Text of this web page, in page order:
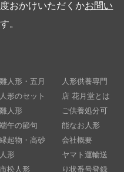
おかけいただくかお問い
。
雛人形・五月
人形のセット
雛人形
端午の節句
縁起物・高砂
人形
市松人形
人形供養専門
店 花月堂とは
ご供養処分可
能なお人形
会社概要
ヤマト運輸送
り状番号登録